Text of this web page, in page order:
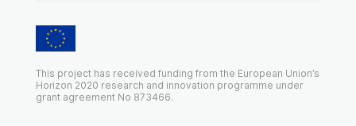
This project has received funding from the European Union’s
Horizon 2020 research and innovation programme under
grant agreement No 873466.